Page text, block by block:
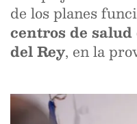
de los planes
centros de
del Rey, en la